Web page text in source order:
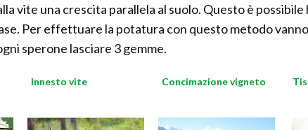
vite una crescita parallela al suolo. Questo è
Per effettuare la potatura con questo metodo
sperone lasciare 3 gemme.
Innesto vite Concimazione vigneto